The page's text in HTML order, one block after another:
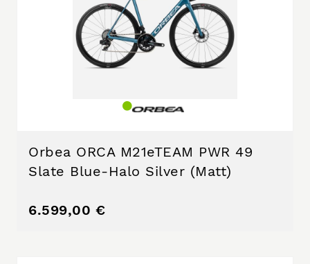
Orbea ORCA M21eTEAM PWR 49
Slate Blue-Halo Silver (Matt)
6.599,00 €